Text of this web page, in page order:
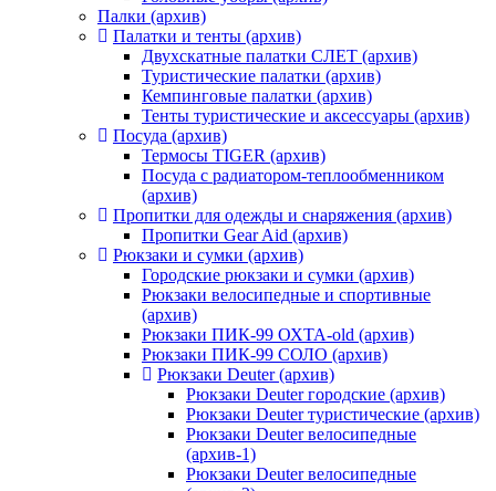
Палки (архив)
Палатки и тенты (архив)
Двухскатные палатки СЛЕТ (архив)
Туристические палатки (архив)
Кемпинговые палатки (архив)
Тенты туристические и аксессуары (архив)
Посуда (архив)
Термосы TIGER (архив)
Посуда с радиатором-теплообменником
(архив)
Пропитки для одежды и снаряжения (архив)
Пропитки Gear Aid (архив)
Рюкзаки и сумки (архив)
Городские рюкзаки и сумки (архив)
Рюкзаки велосипедные и спортивные
(архив)
Рюкзаки ПИК-99 ОХТА-old (архив)
Рюкзаки ПИК-99 СОЛО (архив)
Рюкзаки Deuter (архив)
Рюкзаки Deuter городские (архив)
Рюкзаки Deuter туристические (архив)
Рюкзаки Deuter велосипедные
(архив-1)
Рюкзаки Deuter велосипедные